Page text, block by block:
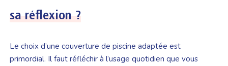
sa réflexion ?
Le choix d’une couverture de piscine adaptée est
primordial. Il faut réfléchir à l’usage quotidien que vous